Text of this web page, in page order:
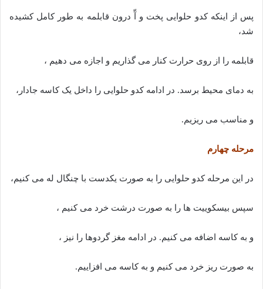
پس از اینکه کدو حلوایی پخت و آّ درون قابلمه به طور کامل کشیده
شد،
قابلمه را از روی حرارت کنار می گذاریم و اجازه می دهیم ،
به دمای محیط برسد. در ادامه کدو حلوایی را داخل یک کاسه جادار،
و مناسب می ریزیم.
مرحله چهارم
در این مرحله کدو حلوایی را به صورت یکدست با چنگال له می کنیم،
سپس بیسکوییت ها را به صورت درشت خرد می کنیم ،
و به کاسه اضافه می کنیم. در ادامه مغز گردوها را نیز ،
به صورت ریز خرد می کنیم و به کاسه می افزاییم.